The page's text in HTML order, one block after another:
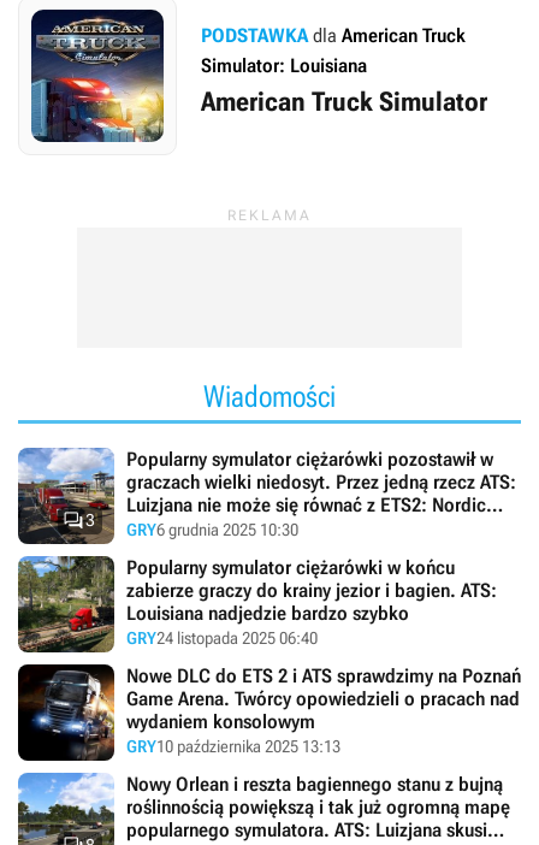
PODSTAWKAdla American Truck
Simulator: Louisiana
American Truck Simulator
Wiadomości
3
Popularny symulator ciężarówki pozostawił w
graczach wielki niedosyt. Przez jedną rzecz ATS:
Luizjana nie może się równać z ETS2: Nordic
Horizons
GRY6 grudnia 2025 10:30
Popularny symulator ciężarówki w końcu
zabierze graczy do krainy jezior i bagien. ATS:
Louisiana nadjedzie bardzo szybko
GRY24 listopada 2025 06:40
Nowe DLC do ETS 2 i ATS sprawdzimy na Poznań
Game Arena. Twórcy opowiedzieli o pracach nad
wydaniem konsolowym
GRY10 października 2025 13:13
Nowy Orlean i reszta bagiennego stanu z bujną
roślinnością powiększą i tak już ogromną mapę
popularnego symulatora. ATS: Luizjana skusi